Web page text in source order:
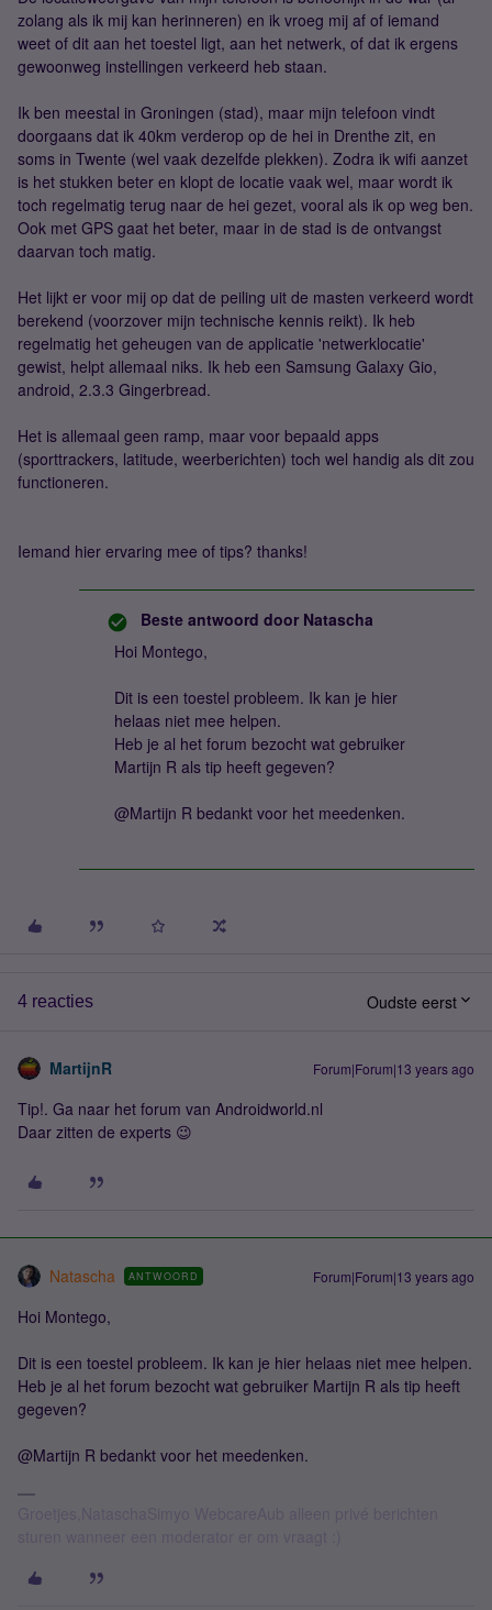
zolang als ik mij kan herinneren) en ik vroeg mij af of iemand
weet of dit aan het toestel ligt, aan het netwerk, of dat ik ergens
gewoonweg instellingen verkeerd heb staan.
Ik ben meestal in Groningen (stad), maar mijn telefoon vindt
doorgaans dat ik 40km verderop op de hei in Drenthe zit, en
soms in Twente (wel vaak dezelfde plekken). Zodra ik wifi aanzet
is het stukken beter en klopt de locatie vaak wel, maar wordt ik
toch regelmatig terug naar de hei gezet, vooral als ik op weg ben.
Ook met GPS gaat het beter, maar in de stad is de ontvangst
daarvan toch matig.
Het lijkt er voor mij op dat de peiling uit de masten verkeerd wordt
berekend (voorzover mijn technische kennis reikt). Ik heb
regelmatig het geheugen van de applicatie 'netwerklocatie'
gewist, helpt allemaal niks. Ik heb een Samsung Galaxy Gio,
android, 2.3.3 Gingerbread.
Het is allemaal geen ramp, maar voor bepaald apps
(sporttrackers, latitude, weerberichten) toch wel handig als dit zou
functioneren.
Iemand hier ervaring mee of tips? thanks!
Beste antwoord door Natascha
Hoi Montego,
Dit is een toestel probleem. Ik kan je hier
helaas niet mee helpen.
Heb je al het forum bezocht wat gebruiker
Martijn R als tip heeft gegeven?
@Martijn R bedankt voor het meedenken.
4 reacties Oudste eerst
MartijnR Forum|Forum|13 years ago
Tip!. Ga naar het forum van Androidworld.nl
Daar zitten de experts 😉
Natascha ANTWOORD Forum|Forum|13 years ago
Hoi Montego,
Dit is een toestel probleem. Ik kan je hier helaas niet mee helpen.
Heb je al het forum bezocht wat gebruiker Martijn R als tip heeft
gegeven?
@Martijn R bedankt voor het meedenken.